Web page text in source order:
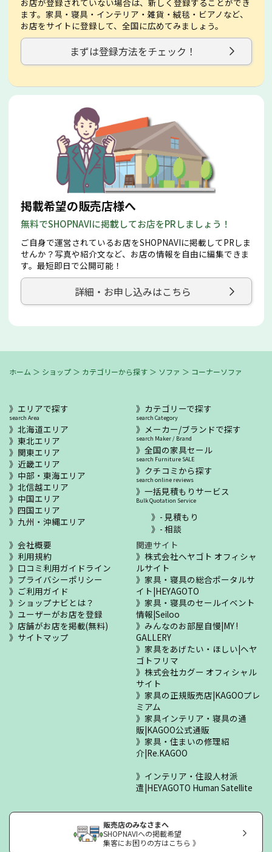
ます。家具・寝具・インテリア・雑貨・絨毯・ビアノなど、
お店をサイトに登録して、全国に広めてみましょう。
まずは登録方法をチェック！
掲載希望の販売店様へ
無料でSHOPNAVIに掲載してお店をPRしましょう！
ご自身で運営されているお店をSHOPNAVIに掲載してPRしま
せんか？写真や紹介文など、お店の情報を自由に編集できま
す。最短即日で公開可能！
詳細・お申し込みはこちら
ホーム ＞ ショップ ＞ カテゴリーから探す ＞ ソファ ＞ コーナーソファ
エリアで探す
search Area
北海道エリア
東北エリア
関東エリア
近畿エリア
中部・東海エリア
北信越エリア
中国エリア
四国エリア
九州・沖縄エリア
カテゴリーで探す
search Category
メーカー/ブランドで探す
search Maker / Brand
全国の家具セール
search Furniture SALE
クチコミから探す
search online reviews
一括見積もりサービス
Bulk Quotation Service
- 見積もり
- 相談
会社概要
利用規約
口コミ利用ガイドライン
プライバシーポリシー
ご利用ガイド
ショップナビとは？
ユーザーがお店を登録
店舗がお店を掲載(無料)
サイトマップ
関連サイト
株式会社ヘヤゴト オフィシャ
ルサイト
家具・寝具の総合ポータルサ
イト|HEYAGOTO
家具・寝具のセールイベント
情報|Seiloo
みんなのお部屋自慢|MY !
GALLERY
家具をあげたい・ほしい|ヘヤ
ゴトフリマ
株式会社カグー オフィシャル
サイト
家具の正規販売店|KAGOOプレ
ミアム
家具インテリア・寝具の通
販|KAGOO公式通販
家具・住まいの修理紹
介|Re.KAGOO
インテリア・住設人材派
遣|HEYAGOTO Human Satellite
販売店のみなさまへ
SHOPNAVIへの掲載希望
集客にお困りの方はこちら 》